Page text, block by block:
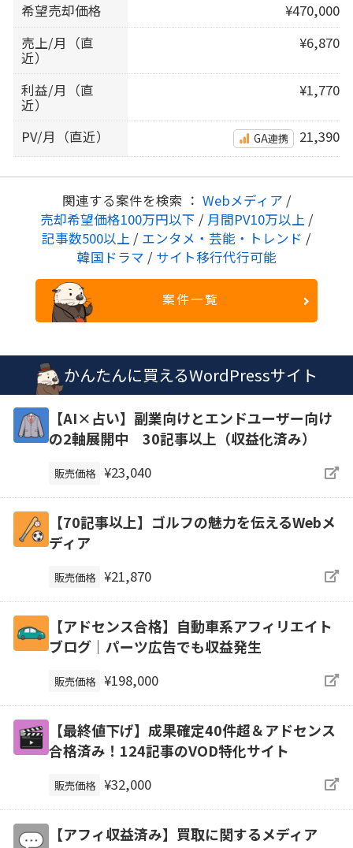
希望売却価格
¥470,000
売上/月（直
近）
¥6,870
利益/月（直
近）
¥1,770
PV/月（直近） GA連携 21,390
関連する案件を検索 ： Webメディア /
売却希望価格100万円以下 / 月間PV10万以上 /
記事数500以上 / エンタメ・芸能・トレンド /
韓国ドラマ / サイト移行代行可能
案件一覧
かんたんに買えるWordPressサイト
【AI×占い】副業向けとエンドユーザー向け
の2軸展開中 30記事以上（収益化済み）
販売価格 ¥23,040
【70記事以上】ゴルフの魅力を伝えるWebメ
ディア
販売価格 ¥21,870
【アドセンス合格】自動車系アフィリエイト
ブログ｜パーツ広告でも収益発生
販売価格 ¥198,000
【最終値下げ】成果確定40件超＆アドセンス
合格済み！124記事のVOD特化サイト
販売価格 ¥32,000
【アフィ収益済み】買取に関するメディア